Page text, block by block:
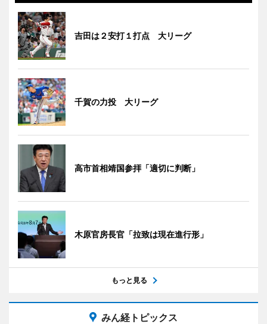
吉田は２安打１打点 大リーグ
千賀の力投 大リーグ
高市首相靖国参拝「適切に判断」
木原官房長官「拉致は現在進行形」
もっと見る
みん経トピックス